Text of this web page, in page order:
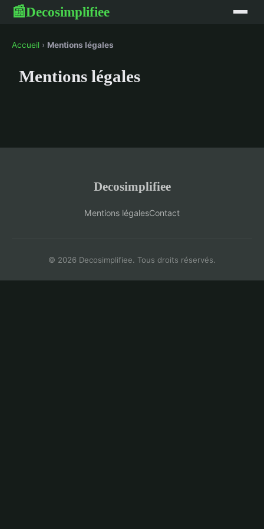
📰Decosimplifiee
Accueil › Mentions légales
Mentions légales
Decosimplifiee
Mentions légalesContact
© 2026 Decosimplifiee. Tous droits réservés.